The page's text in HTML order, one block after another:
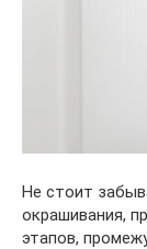
Не стоит
окрашивания,
этапов,